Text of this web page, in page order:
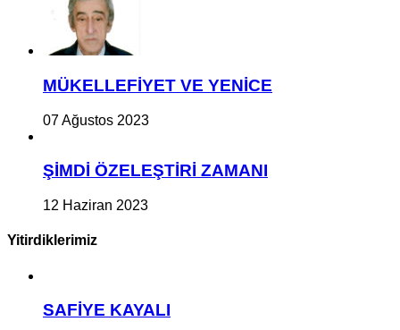
MÜKELLEFİYET VE YENİCE
07 Ağustos 2023
ŞİMDİ ÖZELEŞTİRİ ZAMANI
12 Haziran 2023
Yitirdiklerimiz
SAFİYE KAYALI